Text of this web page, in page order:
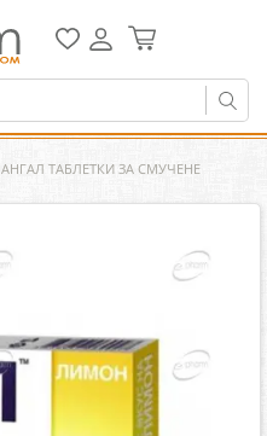
АНГАЛ ТАБЛЕТКИ ЗА СМУЧЕНЕ